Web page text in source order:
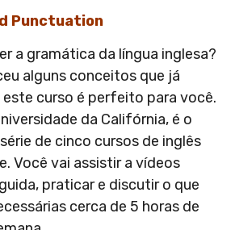
Punctuation
a gramática da língua inglesa?
alguns conceitos que já
curso é perfeito para você.
da Califórnia, é o
de cinco cursos de inglês
Você vai assistir a vídeos
praticar e discutir o que
cerca de 5 horas de